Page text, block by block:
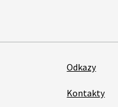
Odkazy
Kontakty